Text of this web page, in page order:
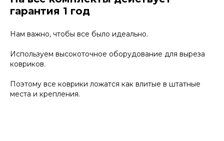
гарантия 1 год
Нам важно, чтобы все было идеально.
Используем высокоточное оборудование для выреза
ковриков.
Поэтому все коврики ложатся как влитые в штатные
места и крепления.